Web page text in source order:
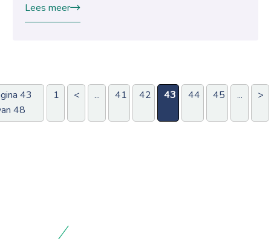
Lees meer
43
48
1 < ... 41 42 43 44 45 ... >